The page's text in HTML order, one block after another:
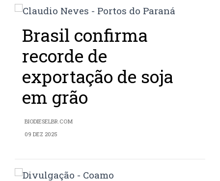
Brasil confirma
recorde de
exportação de soja
em grão
BIODIESELBR.COM
09 DEZ 2025